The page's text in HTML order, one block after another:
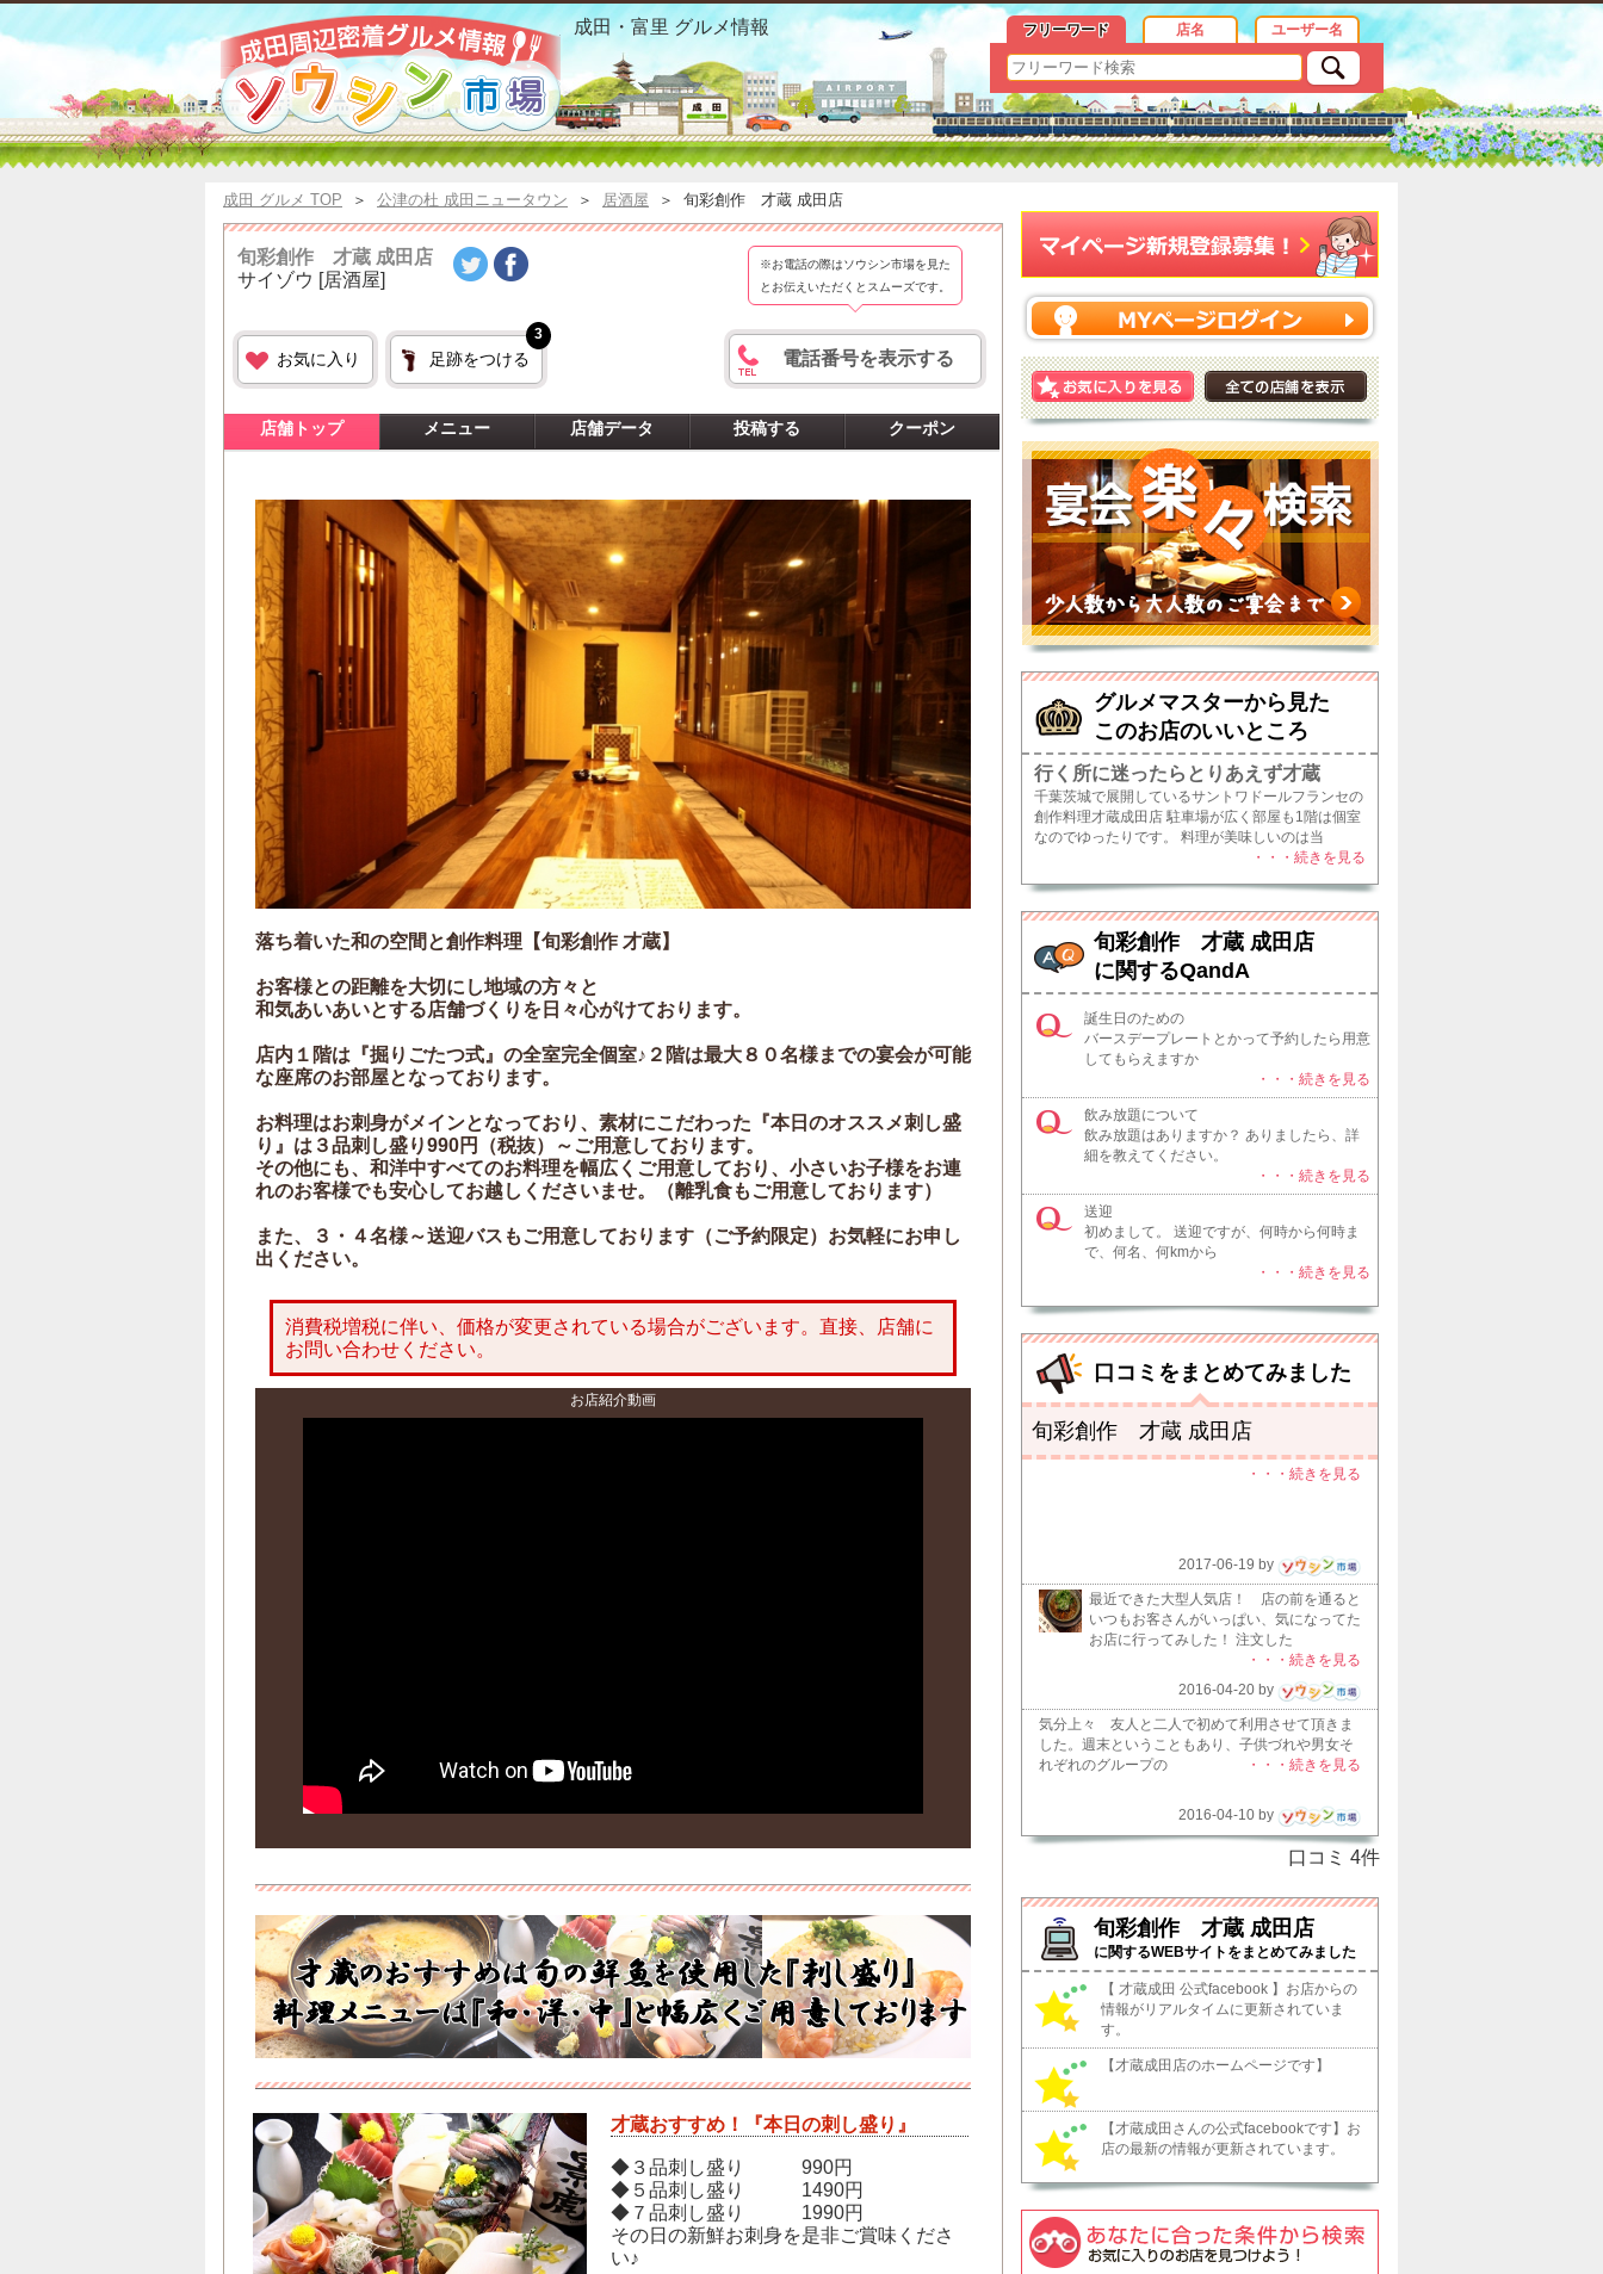
才蔵 成田店|さいぞうおすすめ情報
成田・富里 グルメ情報 フリーワード 店名 ユーザー名
成田 グルメ TOP ＞ 公津の杜 成田ニュータウン ＞ 居酒屋 ＞ 旬彩創作 才蔵 成田店
旬彩創作 才蔵 成田店
サイゾウ [居酒屋]
お気に入り 足跡をつける
※お電話の際はソウシン市場を見た
とお伝えいただくとスムーズです。
電話番号を表示する
3
店舗トップ メニュー 店舗データ 投稿する クーポン
落ち着いた和の空間と創作料理【旬彩創作 才蔵】
お客様との距離を大切にし地域の方々と
和気あいあいとする店舗づくりを日々心がけております。
店内１階は『掘りごたつ式』の全室完全個室♪２階は最大８０名様までの宴会が可能
な座席のお部屋となっております。
お料理はお刺身がメインとなっており、素材にこだわった『本日のオススメ刺し盛
り』は３品刺し盛り990円（税抜）～ご用意しております。
その他にも、和洋中すべてのお料理を幅広くご用意しており、小さいお子様をお連
れのお客様でも安心してお越しくださいませ。（離乳食もご用意しております）
また、３・４名様～送迎バスもご用意しております（ご予約限定）お気軽にお申し
出ください。
消費税増税に伴い、価格が変更されている場合がございます。直接、店舗に
お問い合わせください。
お店紹介動画
才蔵おすすめ！『本日の刺し盛り』
◆３品刺し盛り 990円
◆５品刺し盛り 1490円
◆７品刺し盛り 1990円
その日の新鮮お刺身を是非ご賞味くださ
い♪
グルメマスターから見た
このお店のいいところ
行く所に迷ったらとりあえず才蔵
千葉茨城で展開しているサントワドールフランセの
創作料理才蔵成田店 駐車場が広く部屋も1階は個室
なのでゆったりです。 料理が美味しいのは当
・・・続きを見る
旬彩創作 才蔵 成田店
に関するQandA
誕生日のための
バースデープレートとかって予約したら用意
してもらえますか
・・・続きを見る
飲み放題について
飲み放題はありますか？ ありましたら、詳
細を教えてください。
・・・続きを見る
送迎
初めまして。 送迎ですが、何時から何時ま
で、何名、何kmから
・・・続きを見る
口コミをまとめてみました
旬彩創作 才蔵 成田店
・・・続きを見る
2017-06-19 by
最近できた大型人気店！ 店の前を通ると
いつもお客さんがいっぱい、気になってた
お店に行ってみした！ 注文した
・・・続きを見る
2016-04-20 by
気分上々 友人と二人で初めて利用させて頂きま
した。週末ということもあり、子供づれや男女そ
れぞれのグループの
・・・続きを見る
2016-04-10 by
口コミ 4件
旬彩創作 才蔵 成田店
に関するWEBサイトをまとめてみました
【 才蔵成田 公式facebook 】お店からの
情報がリアルタイムに更新されていま
す。
【才蔵成田店のホームページです】
【才蔵成田さんの公式facebookです】お
店の最新の情報が更新されています。